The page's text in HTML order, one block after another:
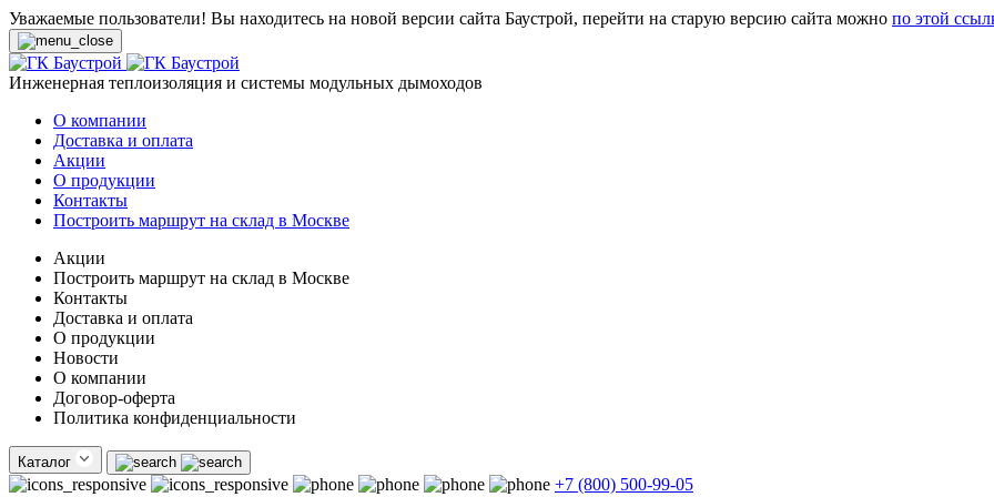
Уважаемые пользователи! Вы находитесь на новой версии сайта Баустрой, перейти на старую версию сайта можно по этой
Инженерная теплоизоляция и системы модульных дымоходов
О компании
Доставка и оплата
Акции
О продукции
Контакты
Построить маршрут на склад в Москве
Акции
Построить маршрут на склад в Москве
Контакты
Доставка и оплата
О продукции
Новости
О компании
Договор-оферта
Политика конфиденциальности
Каталог
+7 (800) 500-99-05